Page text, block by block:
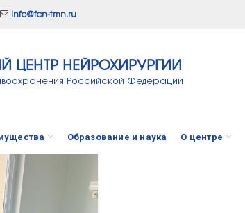
info@fcn-tmn.ru
ЦЕНТР НЕЙРОХИРУРГИИ
Российской Федерации
Образование и наука О центре